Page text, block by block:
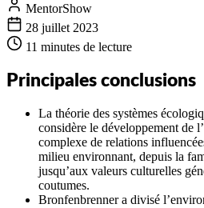
MentorShow
28 juillet 2023
11 minutes de lecture
Principales conclusions
La théorie des systèmes
considère le développement de
complexe de relations
milieu environnant, depuis la
jusqu’aux valeurs culturelles
coutumes.
Bronfenbrenner a divisé